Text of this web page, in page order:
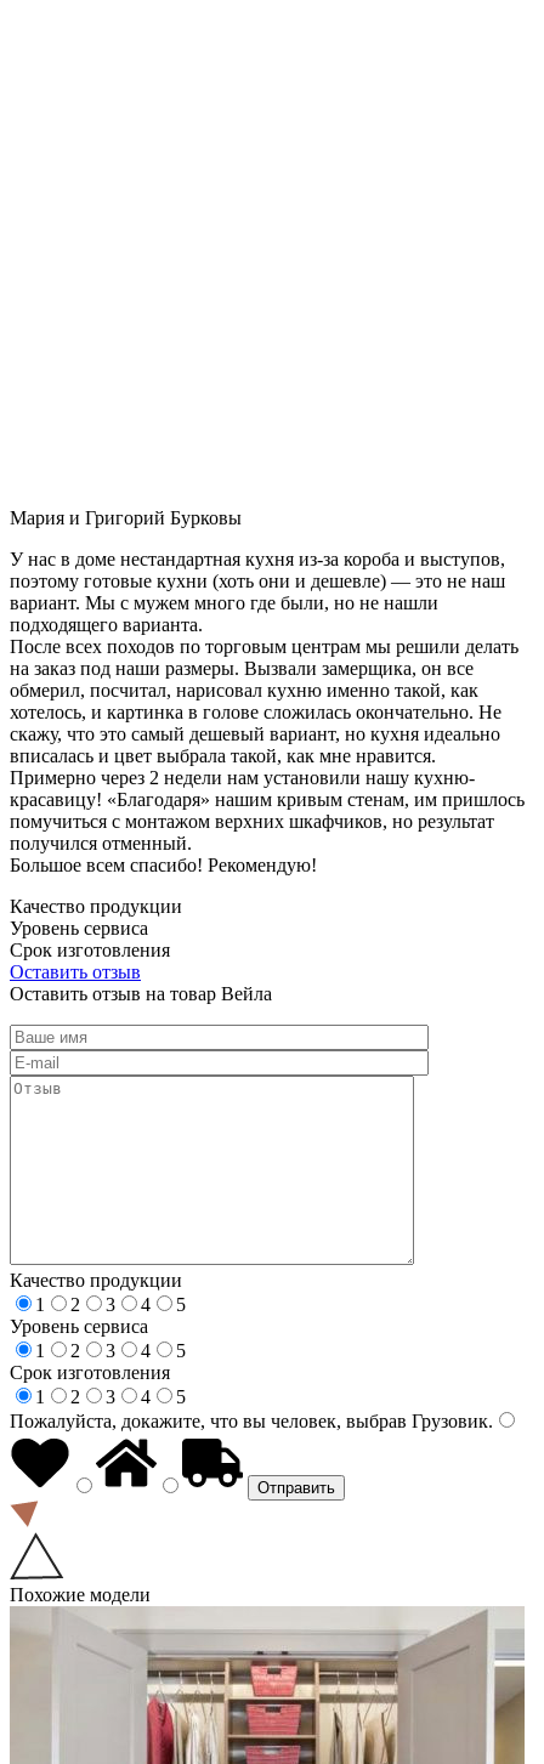
Мария и Григорий Бурковы
У нас в доме нестандартная кухня из-за короба и выступов,
поэтому готовые кухни (хоть они и дешевле) — это не наш
вариант. Мы с мужем много где были, но не нашли
подходящего варианта.
После всех походов по торговым центрам мы решили делать
на заказ под наши размеры. Вызвали замерщика, он все
обмерил, посчитал, нарисовал кухню именно такой, как
хотелось, и картинка в голове сложилась окончательно. Не
скажу, что это самый дешевый вариант, но кухня идеально
вписалась и цвет выбрала такой, как мне нравится.
Примерно через 2 недели нам установили нашу кухню-
красавицу! «Благодаря» нашим кривым стенам, им пришлось
помучиться с монтажом верхних шкафчиков, но результат
получился отменный.
Большое всем спасибо! Рекомендую!
Качество продукции
Уровень сервиса
Срок изготовления
Оставить отзыв
Оставить отзыв на товар Вейла
Качество продукции
1
2 3 4
5
Уровень сервиса
1
2 3 4
5
Срок изготовления
1
2 3 4
5
Пожалуйста, докажите, что вы человек, выбрав Грузовик.
Похожие модели